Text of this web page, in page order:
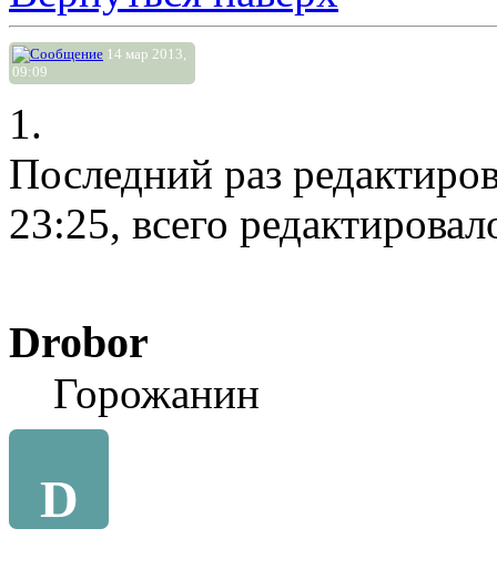
14 мар 2013,
09:09
1.
Последний раз
23:25, всего
Drobor
Горожанин
D